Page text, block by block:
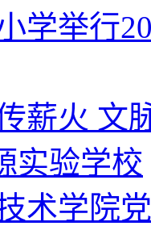
学举行
薪火
实验学校
术学院